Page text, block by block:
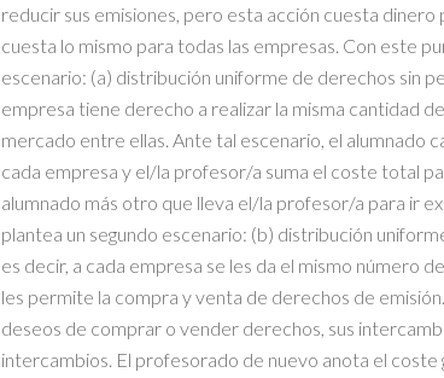
reducir sus emisiones, pero esta acción cuesta
cuesta lo mismo para todas las empresas. Con este
escenario: (a) distribución uniforme de derechos sin
empresa tiene derecho a realizar la misma cantidad
mercado entre ellas. Ante tal escenario, el alumnado
cada empresa y el/la profesor/a suma el coste total
alumnado más otro que lleva el/la profesor/a para ir
plantea un segundo escenario: (b) distribución
es decir, a cada empresa se les da el mismo número
les permite la compra y venta de derechos de
deseos de comprar o vender derechos, sus
intercambios. El profesorado de nuevo anota el coste